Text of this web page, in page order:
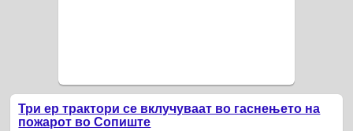
Три ер трактори се вклучуваат во гаснењето на
пожарот во Сопиште